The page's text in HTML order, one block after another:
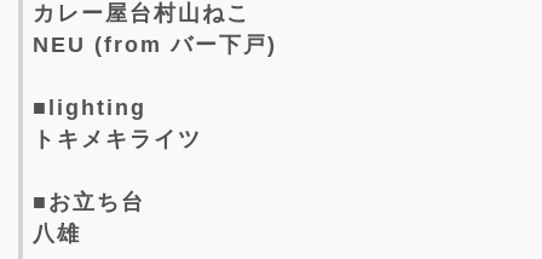
カレー屋台村山ねこ
NEU (from バー下戸)
■lighting
トキメキライツ
■お立ち台
八雄